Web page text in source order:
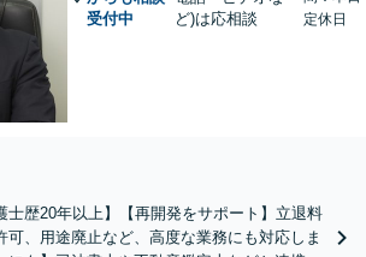
受付中
ど)は応相談
定休日
士歴20年以上】【再開発をサポート】立退料
可、用途廃止など、高度な業務にも対応しま